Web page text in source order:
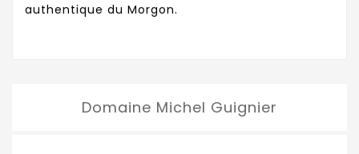
authentique du Morgon.
Domaine Michel Guignier